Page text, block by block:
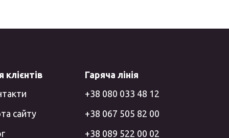
клієнтів
сайту
Гаряча лінія
+38 080 033 48 12
+38 067 505 82 00
+38 089 522 00 02